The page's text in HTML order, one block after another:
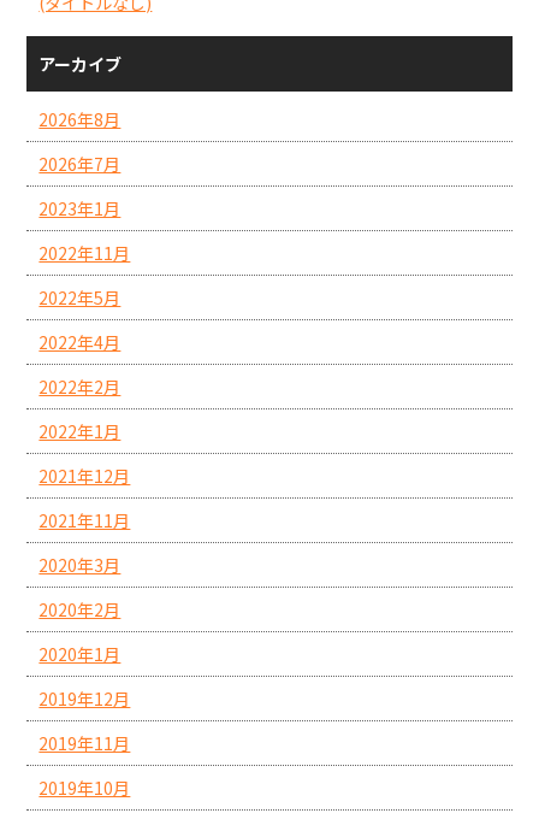
アーカイブ
2026年8月
2026年7月
2023年1月
2022年11月
2022年5月
2022年4月
2022年2月
2022年1月
2021年12月
2021年11月
2020年3月
2020年2月
2020年1月
2019年12月
2019年11月
2019年10月